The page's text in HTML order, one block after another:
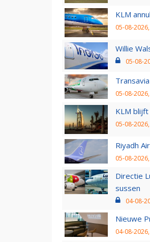
KLM
05-08-
Willie
05-08-
05-08-
KLM
05-08-
Riyadh
05-08-
Directie
sussen
04-08-
Nieuwe
04-08-